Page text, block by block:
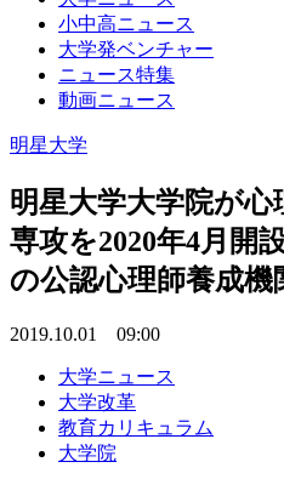
小中高ニュース
大学発ベンチャー
ニュース特集
動画ニュース
明星大学
明星大学大学院が心
専攻を2020年4月開
の公認心理師養成
2019.10.01 09:00
大学ニュース
大学改革
教育カリキュラム
大学院